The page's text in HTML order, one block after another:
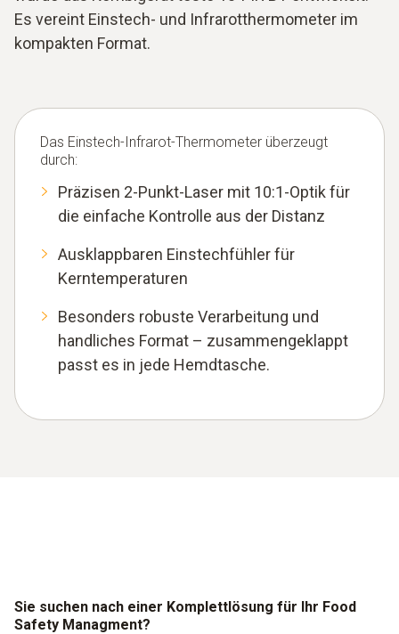
Es vereint Einstech- und Infrarotthermometer im
kompakten Format.
Das Einstech-Infrarot-Thermometer überzeugt
durch:
Präzisen 2-Punkt-Laser mit 10:1-Optik für
die einfache Kontrolle aus der Distanz
Ausklappbaren Einstechfühler für
Kerntemperaturen
Besonders robuste Verarbeitung und
handliches Format – zusammengeklappt
passt es in jede Hemdtasche.
Sie suchen nach einer Komplettlösung für Ihr Food
Safety Managment?